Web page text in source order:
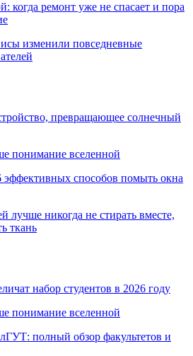
когда ремонт уже не спасает и пора
изменили повседневные
превращающее солнечный
понимание вселенной
эффективных способов помыть окна
лучше никогда не стирать вместе,
ткань
набор студентов в 2026 году
понимание вселенной
полный обзор факультетов и